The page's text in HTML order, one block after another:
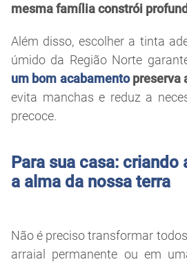
mesma família constrói
Além disso, escolher a tinta
úmido da Região Norte
um bom acabamentopreserva
evita manchas e reduz a
precoce.
Para sua casa:
a alma da nossa terra
Não é preciso transformar
arraial permanente ou em